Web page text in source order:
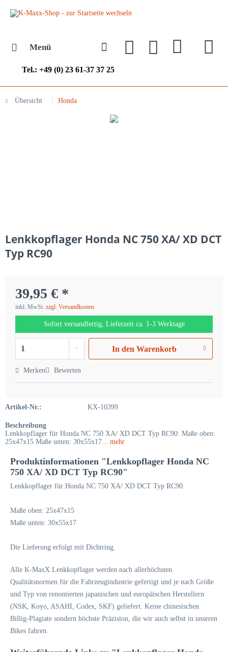
Tel.: +49 (0) 23 61-37 37 25
Menü
Übersicht Honda
Lenkkopflager Honda NC 750 XA/ XD DCT
Typ RC90
39,95 € *
inkl. MwSt. zzgl. Versandkosten
Sofort versandfertig, Lieferzeit ca. 1-3 Werktage
In den Warenkorb
Merken Bewerten
Artikel-Nr.: KX-10399
Beschreibung
Lenkkopflager für Honda NC 750 XA/ XD DCT Typ RC90. Maße oben:
25x47x15 Maße unten: 30x55x17... mehr
Produktinformationen "Lenkkopflager Honda NC
750 XA/ XD DCT Typ RC90"
Lenkkopflager für Honda NC 750 XA/ XD DCT Typ RC90.
Maße oben: 25x47x15
Maße unten: 30x55x17
Die Lieferung erfolgt mit Dichtring.
Alle K-MaxX Lenkkopflager werden nach allerhöchsten
Qualitätsnormen für die Fahrzeugindustrie gefertigt und je nach Größe
und Typ von renomierten japanischen und europäischen Herstellern
(NSK, Koyo, ASAHI, Codex, SKF) geliefert. Keine chinesischen
Billig-Plagiate sondern höchste Präzision, die wir auch selbst in unseren
Bikes fahren.